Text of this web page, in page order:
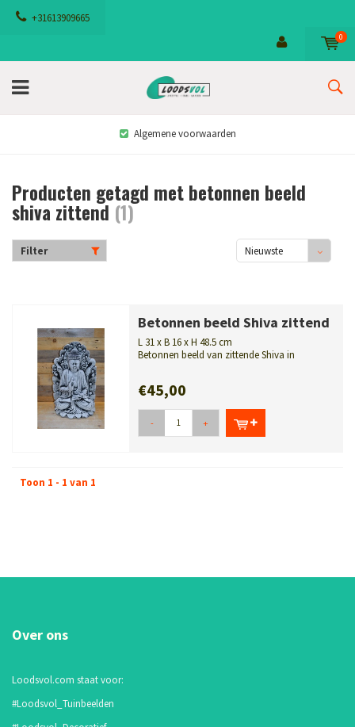
+31613909665
0
Algemene voorwaarden
Producten getagd met betonnen beeld
shiva zittend (1)
Filter
Nieuwste
Betonnen beeld Shiva zittend
L 31 x B 16 x H 48.5 cm
Betonnen beeld van zittende Shiva in
€45,00
- +
Toon 1 - 1 van 1
Over ons
Loodsvol.com staat voor:
#Loodsvol_Tuinbeelden